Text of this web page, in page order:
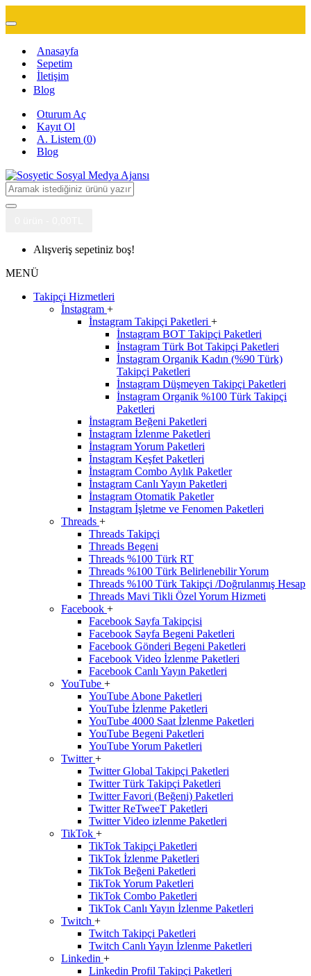
Anasayfa
Sepetim
İletişim
Blog
Oturum Aç
Kayıt Ol
A. Listem (0)
Blog
Alışveriş sepetiniz boş!
MENÜ
Takipçi Hizmetleri
İnstagram +
İnstagram Takipçi Paketleri +
İnstagram BOT Takipçi Paketleri
İnstagram Türk Bot Takipçi Paketleri
İnstagram Organik Kadın (%90 Türk)
Takipçi Paketleri
İnstagram Düşmeyen Takipçi Paketleri
İnstagram Organik %100 Türk Takipçi
Paketleri
İnstagram Beğeni Paketleri
İnstagram İzlenme Paketleri
İnstagram Yorum Paketleri
İnstagram Keşfet Paketleri
İnstagram Combo Aylık Paketler
İnstagram Canlı Yayın Paketleri
İnstagram Otomatik Paketler
Instagram İşletme ve Fenomen Paketleri
Threads +
Threads Takipçi
Threads Begeni
Threads %100 Türk RT
Threads %100 Türk Belirlenebilir Yorum
Threads %100 Türk Takipçi /Doğrulanmış Hesap
Threads Mavi Tikli Özel Yorum Hizmeti
Facebook +
Facebook Sayfa Takipçisi
Facebook Sayfa Begeni Paketleri
Facebook Gönderi Begeni Paketleri
Facebook Video İzlenme Paketleri
Facebook Canlı Yayın Paketleri
YouTube +
YouTube Abone Paketleri
YouTube İzlenme Paketleri
YouTube 4000 Saat İzlenme Paketleri
YouTube Begeni Paketleri
YouTube Yorum Paketleri
Twitter+
Twitter Global Takipçi Paketleri
Twitter Türk Takipçi Paketleri
Twitter Favori (Beğeni) Paketleri
Twitter ReTweeT Paketleri
Twitter Video izlenme Paketleri
TikTok +
TikTok Takipçi Paketleri
TikTok İzlenme Paketleri
TikTok Beğeni Paketleri
TikTok Yorum Paketleri
TikTok Combo Paketleri
TikTok Canlı Yayın İzlenme Paketleri
Twitch +
Twitch Takipçi Paketleri
Twitch Canlı Yayın İzlenme Paketleri
Linkedin +
Linkedin Profil Takipçi Paketleri